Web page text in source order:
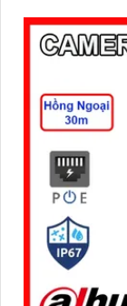
ninh cho mọi